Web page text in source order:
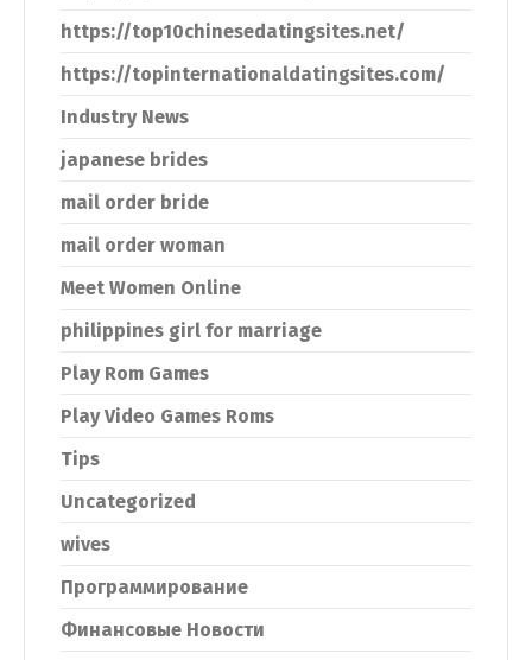
https://top10chinesedatingsites.net/
https://topinternationaldatingsites.com/
Industry News
japanese brides
mail order bride
mail order woman
Meet Women Online
philippines girl for marriage
Play Rom Games
Play Video Games Roms
Tips
Uncategorized
wives
Программирование
Финансовые Новости